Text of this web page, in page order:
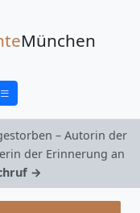
München
– Autorin der
der Erinnerung an
→